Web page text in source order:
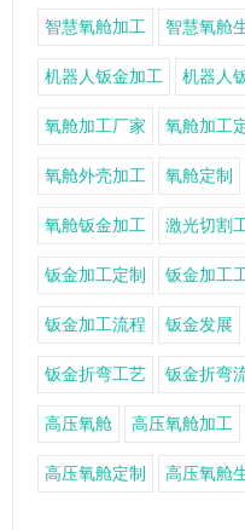
智慧氧舱加工 智慧氧舱
机器人钣金加工 机器人
氧舱加工厂家 氧舱加工
氧舱外壳加工 氧舱定制
氧舱钣金加工 激光切割
钣金加工定制 钣金加工
钣金加工流程 钣金发展
钣金折弯工艺 钣金折弯
高压氧舱 高压氧舱加工
高压氧舱定制 高压氧舱